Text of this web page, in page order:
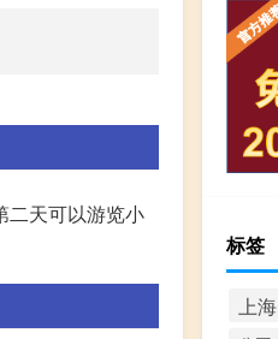
二天可以游览小
标签
上海